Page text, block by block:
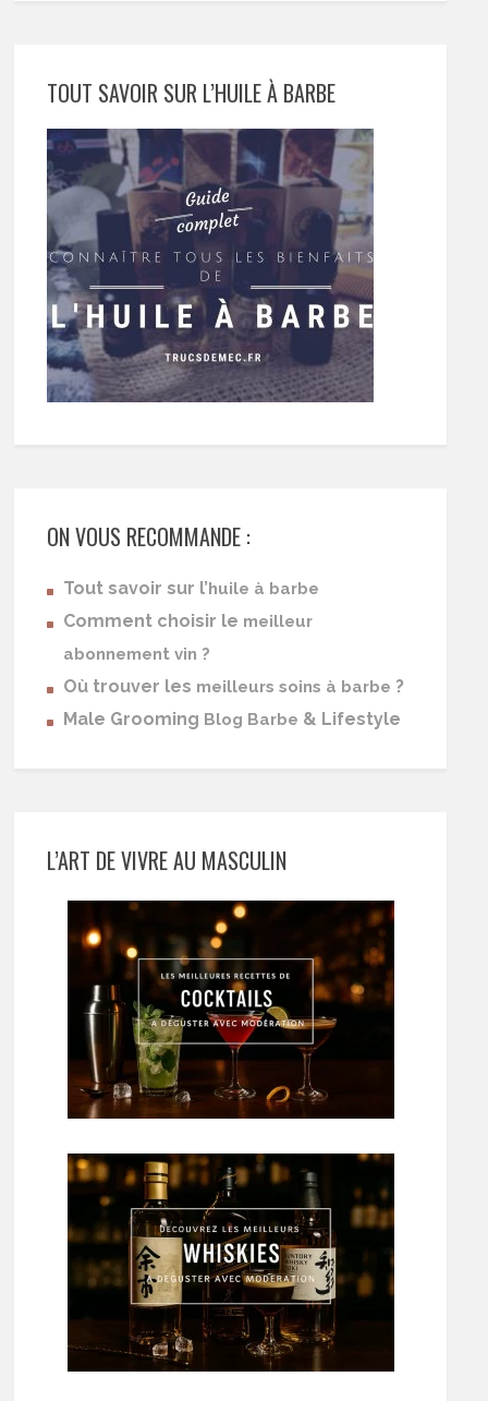
TOUT SAVOIR SUR L’HUILE À BARBE
ON VOUS RECOMMANDE :
Tout savoir sur l’huile à barbe
Comment choisir le meilleur
abonnement vin ?
Où trouver les meilleurs soins à barbe ?
Male Grooming Blog Barbe & Lifestyle
L’ART DE VIVRE AU MASCULIN